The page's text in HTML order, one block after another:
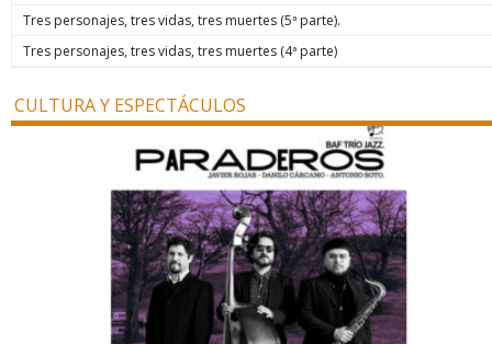
Tres personajes, tres vidas, tres muertes (5ª parte).
Tres personajes, tres vidas, tres muertes (4ª parte)
CULTURA Y ESPECTÁCULOS